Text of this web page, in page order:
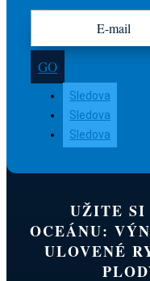
GO
Sledova
Sledova
Sledova
UŽITE SI
OCEÁNU:
ULOVENÉ